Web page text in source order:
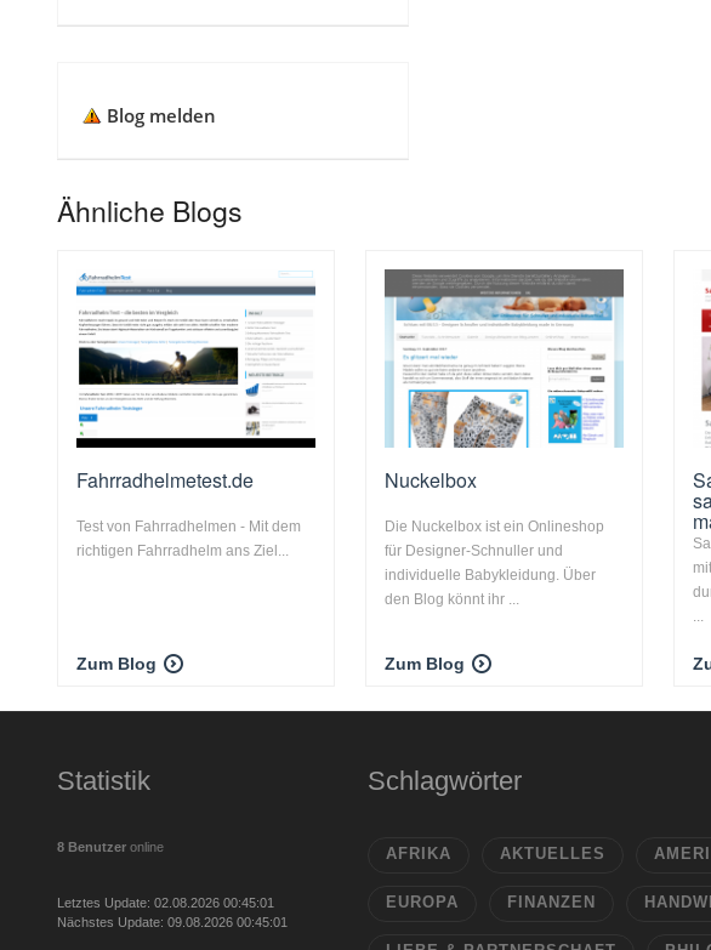
Blog melden
Ähnliche Blogs
Fahrradhelmetest.de
Test von Fahrradhelmen - Mit dem
richtigen Fahrradhelm ans Ziel...
Zum Blog
Nuckelbox
Die Nuckelbox ist ein Onlineshop
für Designer-Schnuller und
individuelle Babykleidung. Über
den Blog könnt ihr ...
Zum Blog
...
Statistik
8 Benutzer online
Letztes Update: 02.08.2026 00:45:01
Nächstes Update: 09.08.2026 00:45:01
Schlagwörter
AFRIKA AKTUELLES
EUROPA FINANZEN